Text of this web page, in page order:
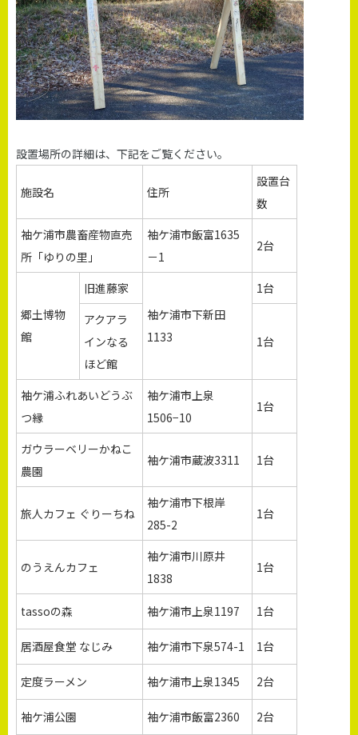
設置場所の詳細は、下記をご覧ください。
施設名 住所
設置台
数
袖ケ浦市農畜産物直売
所「ゆりの里」
袖ケ浦市飯富1635
－1
2台
郷土博物
館
旧進藤家
袖ケ浦市下新田
1133
1台
アクアラ
インなる
ほど館
1台
袖ケ浦ふれあいどうぶ
つ縁
袖ケ浦市上泉
1506−10
1台
ガウラーベリーかねこ
農園
袖ケ浦市蔵波3311 1台
旅人カフェ ぐりーちね
袖ケ浦市下根岸
285-2
1台
のうえんカフェ
袖ケ浦市川原井
1838
1台
tassoの森 袖ケ浦市上泉1197 1台
居酒屋食堂 なじみ 袖ケ浦市下泉574-1 1台
定度ラーメン 袖ケ浦市上泉1345 2台
袖ケ浦公園 袖ケ浦市飯富2360 2台